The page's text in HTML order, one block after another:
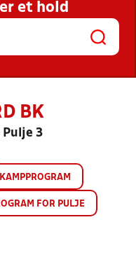
KLUBBER OG
et hold
BK
Pulje 3
KAMPPROGRAM
FOR PULJE